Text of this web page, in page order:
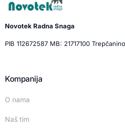
Novotek Radna Snaga
PIB 112672587 MB: 21717100
Kompanija
O nama
Naš tim